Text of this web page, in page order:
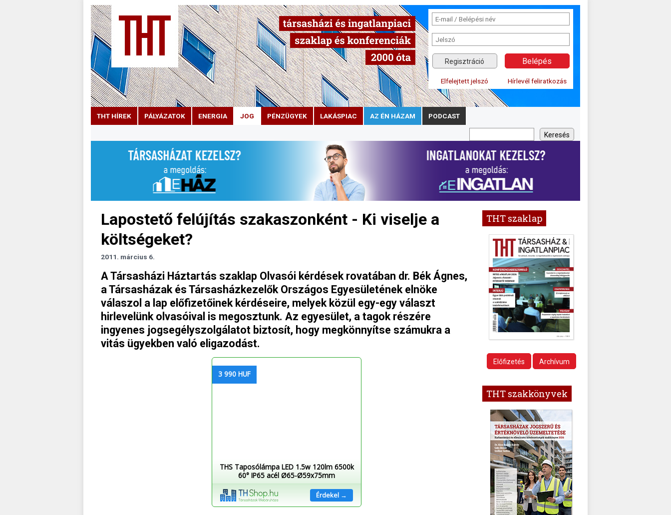
Regisztráció
Elfelejtett jelszó Hírlevél feliratkozás
THT HÍREK PÁLYÁZATOK ENERGIA JOG PÉNZÜGYEK LAKÁSPIAC AZ ÉN HÁZAM PODCAST
Lapostető felújítás szakaszonként - Ki viselje a
költségeket?
2011. március 6.
A Társasházi Háztartás szaklap Olvasói kérdések rovatában dr. Bék Ágnes,
a Társasházak és Társasházkezelők Országos Egyesületének elnöke
válaszol a lap előfizetőinek kérdéseire, melyek közül egy-egy választ
hirlevelünk olvasóival is megosztunk. Az egyesület, a tagok részére
ingyenes jogsegélyszolgálatot biztosít, hogy megkönnyítse számukra a
vitás ügyekben való eligazodást.
3 990 HUF
THS Taposólámpa LED 1.5w 120lm 6500k
60° IP65 acél Ø65-Ø59x75mm
Érdekel →
THT szaklap
Előfizetés Archívum
THT szakkönyvek